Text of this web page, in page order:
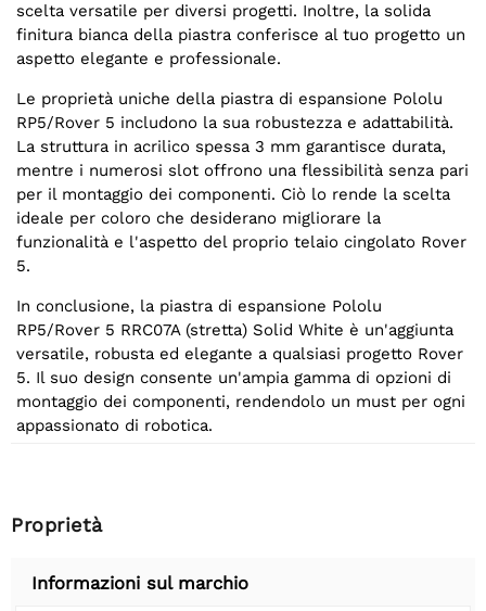
scelta versatile per diversi progetti. Inoltre, la solida
finitura bianca della piastra conferisce al tuo progetto un
aspetto elegante e professionale.
Le proprietà uniche della piastra di espansione Pololu
RP5/Rover 5 includono la sua robustezza e adattabilità.
La struttura in acrilico spessa 3 mm garantisce durata,
mentre i numerosi slot offrono una flessibilità senza pari
per il montaggio dei componenti. Ciò lo rende la scelta
ideale per coloro che desiderano migliorare la
funzionalità e l'aspetto del proprio telaio cingolato Rover
5.
In conclusione, la piastra di espansione Pololu
RP5/Rover 5 RRC07A (stretta) Solid White è un'aggiunta
versatile, robusta ed elegante a qualsiasi progetto Rover
5. Il suo design consente un'ampia gamma di opzioni di
montaggio dei componenti, rendendolo un must per ogni
appassionato di robotica.
Proprietà
Informazioni sul marchio